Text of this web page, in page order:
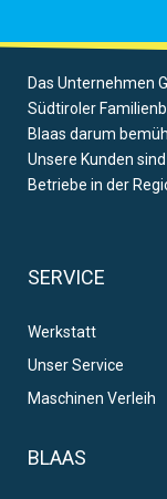
Das Unternehmen
Südtiroler
Blaas darum
Unsere Kunden
Betriebe in der
SERVICE
Werkstatt
Unser Service
Maschinen Verleih
BLAAS